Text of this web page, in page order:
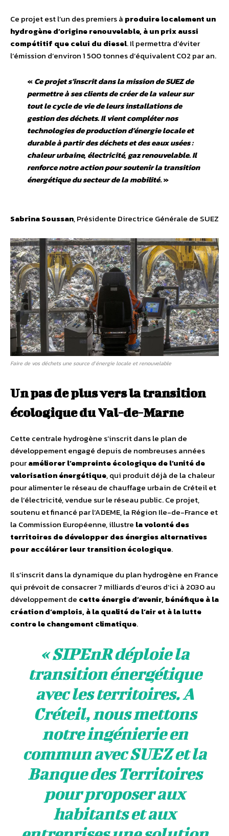
Ce projet est l’un des premiers à produire localement un
hydrogène d’origine renouvelable, à un prix aussi
compétitif que celui du diesel. Il permettra d’éviter
l’émission d’environ 1 500 tonnes d’équivalent CO2 par an.
«Ce projet s’inscrit dans la mission de SUEZ de
permettre à ses clients de créer de la valeur sur
tout le cycle de vie de leurs installations de
gestion des déchets. Il vient compléter nos
technologies de production d’énergie locale et
durable à partir des déchets et des eaux usées :
chaleur urbaine, électricité, gaz renouvelable. Il
renforce notre action pour soutenir la transition
énergétique du secteur de la mobilité. »
Sabrina Soussan, Présidente Directrice Générale de SUEZ
Faire de vos déchets une source d’énergie locale et renouvelable
Un pas de plus vers la transition
écologique du Val-de-Marne
Cette centrale hydrogène s’inscrit dans le plan de
développement engagé depuis de nombreuses années
pouraméliorer l’empreinte écologique de l’unité de
valorisation énergétique, qui produit déjà de la chaleur
pour alimenter le réseau de chauffage urbain de Créteil et
de l’électricité, vendue sur le réseau public. Ce projet,
soutenu et financé par l’ADEME, la Région Ile-de-France et
la Commission Européenne, illustre la volonté des
territoires de développer des énergies alternatives
pour accélérer leur transition écologique.
Il s’inscrit dans la dynamique du plan hydrogène en France
qui prévoit de consacrer 7 milliards d’euros d’ici à 2030 au
développement de cette énergie d’avenir, bénéfique à la
création d’emplois, à la qualité de l’air et à la lutte
contre le changement climatique.
«SIPEnR déploie la
transition énergétique
avec les territoires. A
Créteil, nous mettons
notre ingénierie en
commun avec SUEZ et la
Banque des Territoires
pour proposer aux
habitants et aux